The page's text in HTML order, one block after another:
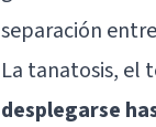
separación
La tanatosis, el
desplegarse